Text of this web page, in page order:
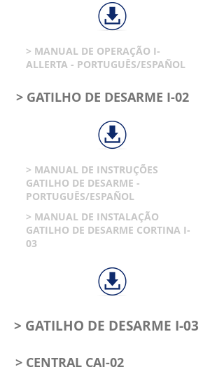
> MANUAL DE OPERAÇÃO I-
ALLERTA - PORTUGUÊS/ESPAÑOL
> GATILHO DE DESARME I-02
> MANUAL DE INSTRUÇÕES
GATILHO DE DESARME -
PORTUGUÊS/ESPAÑOL
> MANUAL DE INSTALAÇÃO
GATILHO DE DESARME CORTINA I-
03
> GATILHO DE DESARME I-03
> CENTRAL CAI-02